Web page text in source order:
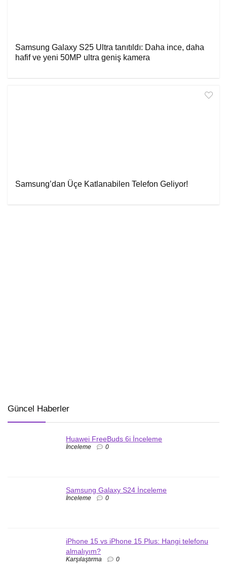
Samsung Galaxy S25 Ultra tanıtıldı: Daha ince, daha
hafif ve yeni 50MP ultra geniş kamera
Samsung’dan Üçe Katlanabilen Telefon Geliyor!
Güncel Haberler
Huawei FreeBuds 6i İnceleme
İnceleme 0
Samsung Galaxy S24 İnceleme
İnceleme 0
iPhone 15 vs iPhone 15 Plus: Hangi telefonu
almalıyım?
Karşılaştırma 0